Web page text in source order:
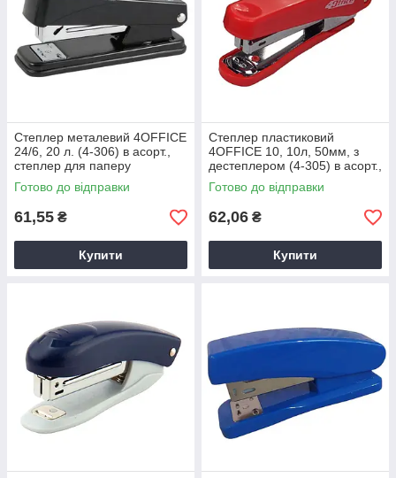
Степлер металевий 4OFFICE
24/6, 20 л. (4-306) в асорт.,
степлер для паперу
Готово до відправки
61,55 ₴
Купити
Степлер пластиковий
4OFFICE 10, 10л, 50мм, з
дестеплером (4-305) в асорт.,
степлер для паперу
Готово до відправки
62,06 ₴
Купити